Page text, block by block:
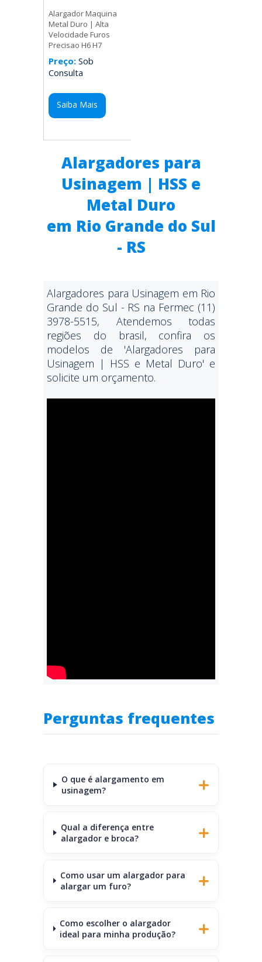
Alargador Maquina
Metal Duro | Alta
Velocidade Furos
Precisao H6 H7
Preço: Sob
Consulta
Saiba Mais
Alargadores para
Usinagem | HSS e
Metal Duro
em Rio Grande do Sul
- RS
Alargadores para Usinagem em Rio
Grande do Sul - RS na Fermec (11)
3978-5515, Atendemos todas
regiões do brasil, confira os
modelos de 'Alargadores para
Usinagem | HSS e Metal Duro' e
solicite um orçamento.
Perguntas frequentes
O que é alargamento em
usinagem?
Qual a diferença entre
alargador e broca?
Como usar um alargador para
alargar um furo?
Como escolher o alargador
ideal para minha produção?